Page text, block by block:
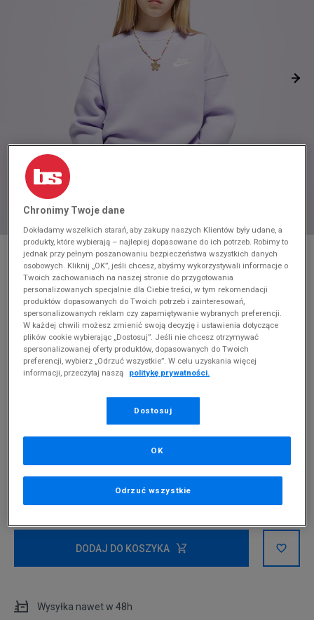
* Zdjęcie poglądowe
NIKE BLUZA SPORTSWEAR CLUB FLEECE
Produkt pochodzi z końcówek aktualnych kolekcji, ubiegłych
sezonów lub z ekspozycji.Szczegóły.
100 zł
137-147
DODAJ DO KOSZYKA
Wysyłka nawet w 48h
Chronimy Twoje dane
Dokładamy wszelkich starań, aby zakupy naszych Klientów były udane, a
produkty, które wybierają – najlepiej dopasowane do ich potrzeb. Robimy to
jednak przy pełnym poszanowaniu bezpieczeństwa wszystkich danych
osobowych. Kliknij „OK”, jeśli chcesz, abyśmy wykorzystywali informacje o
Twoich zachowaniach na naszej stronie do przygotowania
personalizowanych specjalnie dla Ciebie treści, w tym rekomendacji
produktów dopasowanych do Twoich potrzeb i zainteresowań,
spersonalizowanych reklam czy zapamiętywanie wybranych preferencji.
W każdej chwili możesz zmienić swoją decyzję i ustawienia dotyczące
plików cookie wybierając „Dostosuj”. Jeśli nie chcesz otrzymywać
spersonalizowanej oferty produktów, dopasowanych do Twoich
preferencji, wybierz „Odrzuć wszystkie”. W celu uzyskania więcej
informacji, przeczytaj naszą
politykę prywatności.
Dostosuj
Odrzuć wszystkie
OK